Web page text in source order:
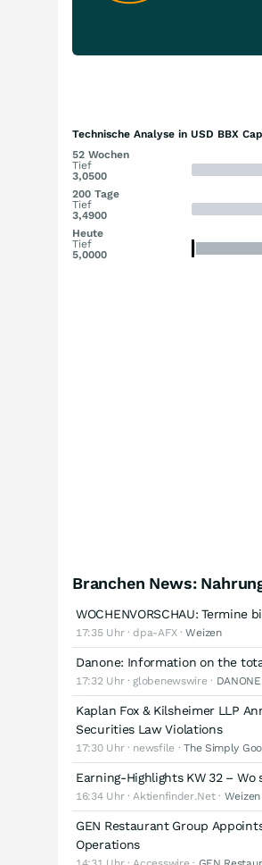
Technische Analyse in USD BBX
52 Wochen
Tief
3,0500
200 Tage
Tief
3,4900
Heute
Tief
5,0000
Branchen News:
WOCHENVORSCHAU: Termine
17:35 Uhr · dpa-AFX ·Weizen
Danone: Information on the
17:32 Uhr · globenewswire · DANONE
Kaplan Fox & Kilsheimer LLP
Securities Law Violations
17:30 Uhr · newsfile ·The Simply
Earning-Highlights KW 32 –
16:34 Uhr · Aktienfinder.Net · Weizen
GEN Restaurant Group
Operations